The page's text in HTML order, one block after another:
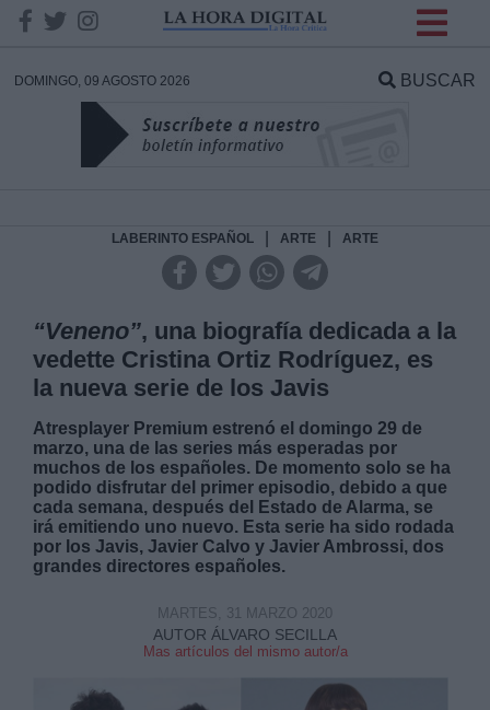
DOMINGO, 09 AGOSTO 2026 BUSCAR
LABERINTO ESPAÑOL ARTE ARTE
“Veneno”, una biografía dedicada a la
vedette Cristina Ortiz Rodríguez, es
la nueva serie de los Javis
Atresplayer Premium estrenó el domingo 29 de
marzo, una de las series más esperadas por
muchos de los españoles. De momento solo se ha
podido disfrutar del primer episodio, debido a que
cada semana, después del Estado de Alarma, se
irá emitiendo uno nuevo. Esta serie ha sido rodada
por los Javis, Javier Calvo y Javier Ambrossi, dos
grandes directores españoles.
AUTOR ÁLVARO SECILLA
Mas artículos del mismo autor/a
MARTES, 31 MARZO 2020
DATOS
Responsable:
Legitimación:
Destinatarios: